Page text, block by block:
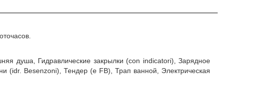
душа, Гидравлические закрылки (con indicatori), Зарядное
(idr. Besenzoni), Тендер (e FB), Трап ванной, Электрическая